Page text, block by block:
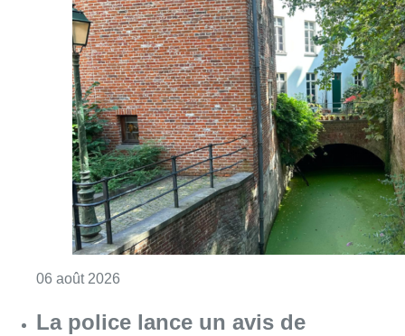
06 août 2026Consulter l'article "Saint-Géry : un ancien
La police lance un avis de
recherche après le viol d’une
femme de 33 ans à Bruxelles